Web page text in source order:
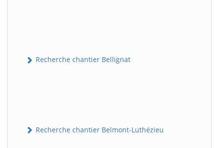
Recherche chantier Bellignat
Recherche chantier Belmont-Luthézieu